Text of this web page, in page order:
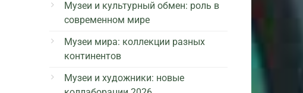
Музеи и культурный обмен: роль в
современном мире
Музеи мира: коллекции разных
континентов
Музеи и художники: новые